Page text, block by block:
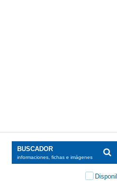
BUSCADOR
informaciones, fichas e imágenes